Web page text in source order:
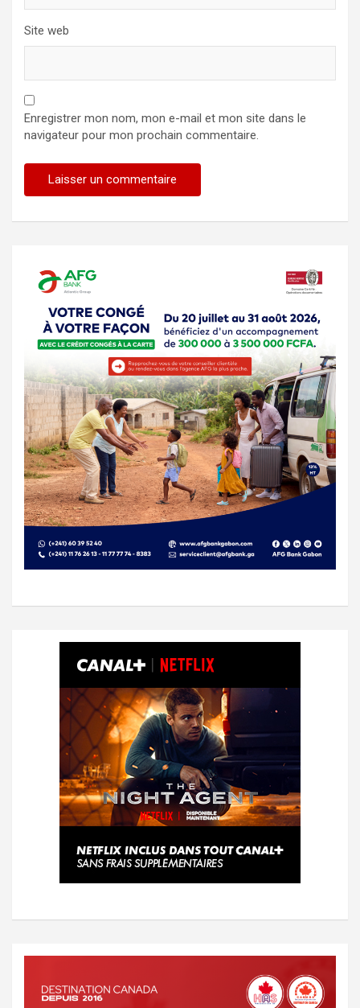
Site web
Enregistrer mon nom, mon e-mail et mon site dans le
navigateur pour mon prochain commentaire.